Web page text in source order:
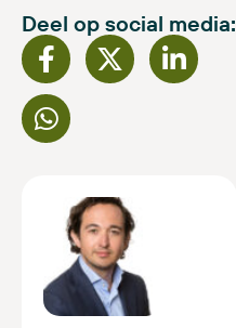
Deel op social media: